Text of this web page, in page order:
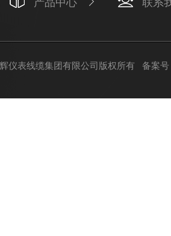
产品中心 联系
仪表线缆集团有限公司版权所有 备案号